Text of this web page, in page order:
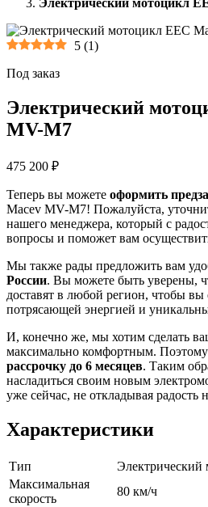
Электрический мотоцикл
5 (1)
Под заказ
Электрический
MV-M7
475 200 ₽
Теперь вы можете оформить
Macev MV-M7! Пожалуйста,
нашего менеджера, который с
вопросы и поможет вам
Мы также рады предложить вам
России. Вы можете быть уверены,
доставят в любой регион, чтобы вы
потрясающей энергией и
И, конечно же, мы хотим сделать
максимально комфортным.
рассрочку до 6 месяцев. Таким
насладиться своим новым
уже сейчас, не откладывая радость
Характеристики
Тип
Электрический
Максимальная
скорость
80 км/ч